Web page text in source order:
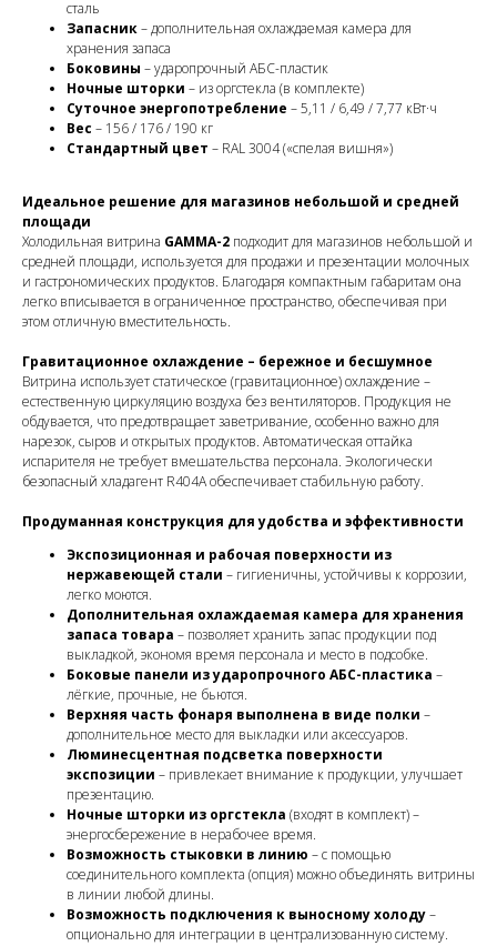
сталь
Запасник– дополнительная охлаждаемая камера для
хранения запаса
Боковины – ударопрочный АБС-пластик
Ночные шторки – из оргстекла (в комплекте)
Суточное энергопотребление – 5,11 / 6,49 / 7,77 кВт·ч
Вес – 156 / 176 / 190 кг
Стандартный цвет – RAL 3004 («спелая вишня»)
Идеальное решение для магазинов небольшой и средней
площади
Холодильная витрина GAMMA-2 подходит для магазинов небольшой и
средней площади, используется для продажи и презентации молочных
и гастрономических продуктов. Благодаря компактным габаритам она
легко вписывается в ограниченное пространство, обеспечивая при
этом отличную вместительность.
Гравитационное охлаждение – бережное и бесшумное
Витрина использует статическое (гравитационное) охлаждение –
естественную циркуляцию воздуха без вентиляторов. Продукция не
обдувается, что предотвращает заветривание, особенно важно для
нарезок, сыров и открытых продуктов. Автоматическая оттайка
испарителя не требует вмешательства персонала. Экологически
безопасный хладагент R404A обеспечивает стабильную работу.
Продуманная конструкция для удобства и эффективности
Экспозиционная и рабочая поверхности из
нержавеющей стали – гигиеничны, устойчивы к коррозии,
легко моются.
Дополнительная охлаждаемая камера для хранения
запаса товара – позволяет хранить запас продукции под
выкладкой, экономя время персонала и место в подсобке.
Боковые панели из ударопрочного АБС-пластика –
лёгкие, прочные, не бьются.
Верхняя часть фонаря выполнена в виде полки –
дополнительное место для выкладки или аксессуаров.
Люминесцентная подсветка поверхности
экспозиции – привлекает внимание к продукции, улучшает
презентацию.
Ночные шторки из оргстекла (входят в комплект) –
энергосбережение в нерабочее время.
Возможность стыковки в линию – с помощью
соединительного комплекта (опция) можно объединять витрины
в линии любой длины.
Возможность подключения к выносному холоду–
опционально для интеграции в централизованную систему.